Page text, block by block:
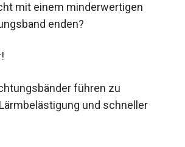
mit einem minderwertigen
enden?
führen zu
und schneller